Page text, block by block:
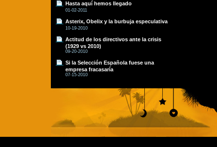
Hasta aquí hemos llegado
01-02-2011
Asterix, Obelix y la burbuja especulativa
10-19-2010
Actitud de los directivos ante la crisis
(1929 vs 2010)
09-20-2010
Si la Selección Española fuese una
empresa fracasaría
07-15-2010